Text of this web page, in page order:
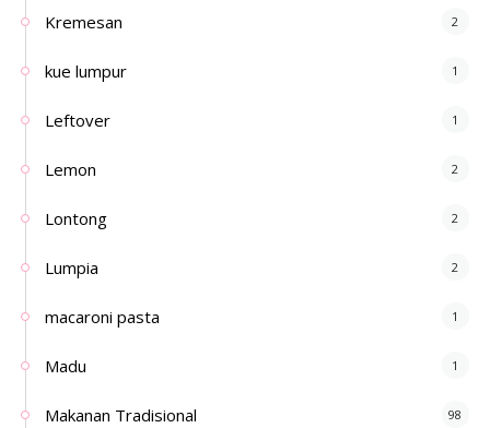
Kremesan 2
kue lumpur 1
Leftover 1
Lemon 2
Lontong 2
Lumpia 2
macaroni pasta 1
Madu 1
Makanan Tradisional 98